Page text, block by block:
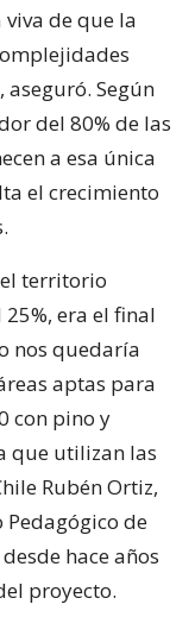
de que la
Según
del 80% de las
a esa única
el crecimiento
territorio
era el final
nos quedaría
aptas para
con pino y
que utilizan las
Rubén Ortiz,
de
hace años
proyecto.